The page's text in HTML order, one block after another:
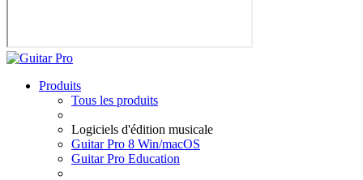
Produits
Tous les produits
Logiciels d'édition musicale
Guitar Pro 8 Win/macOS
Guitar Pro Education